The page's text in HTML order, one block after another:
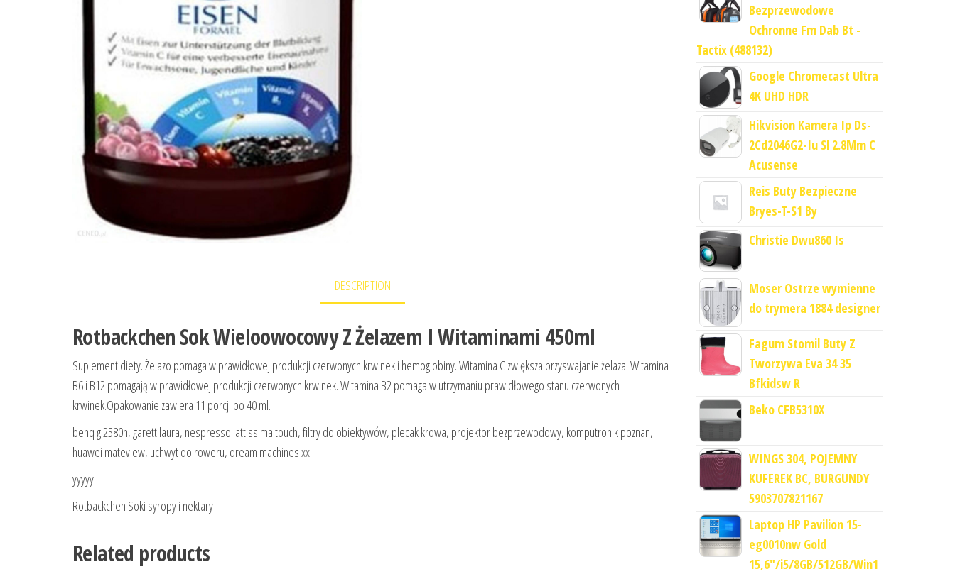
DESCRIPTION
Rotbackchen Sok Wieloowocowy Z Żelazem I Witaminami 450ml
Suplement diety. Żelazo pomaga w prawidłowej produkcji czerwonych krwinek i hemoglobiny. Witamina C zwiększa przyswajanie żelaza. Witamina
B6 i B12 pomagają w prawidłowej produkcji czerwonych krwinek. Witamina B2 pomaga w utrzymaniu prawidłowego stanu czerwonych
krwinek.Opakowanie zawiera 11 porcji po 40 ml.
benq gl2580h, garett laura, nespresso lattissima touch, filtry do obiektywów, plecak krowa, projektor bezprzewodowy, komputronik poznan,
huawei mateview, uchwyt do roweru, dream machines xxl
yyyyy
Rotbackchen Soki syropy i nektary
Related products
Bezprzewodowe
Ochronne Fm Dab Bt -
Tactix (488132)
Google Chromecast Ultra
4K UHD HDR
Hikvision Kamera Ip Ds-
2Cd2046G2-Iu Sl 2.8Mm C
Acusense
Reis Buty Bezpieczne
Bryes-T-S1 By
Christie Dwu860 Is
Moser Ostrze wymienne
do trymera 1884 designer
Fagum Stomil Buty Z
Tworzywa Eva 34 35
Bfkidsw R
Beko CFB5310X
WINGS 304, POJEMNY
KUFEREK BC, BURGUNDY
5903707821167
Laptop HP Pavilion 15-
eg0010nw Gold
15,6"/i5/8GB/512GB/Win1